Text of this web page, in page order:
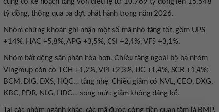
cũng có kế hoạch tăng vốn điều lệ từ 10.769 tỷ đồng lên 15.548
tỷ đồng, thông qua ba đợt phát hành trong năm 2026.
Nhóm chứng khoán ghi nhận một số mã nhỏ tăng tốt, gồm UPS
+14%, HAC +5,8%, APG +3,5%, CSI +2,4%, VFS +3,1%.
Nhóm bất động sản phân hóa hơn. Chiều tăng ngoài bộ ba nhóm
Vingroup còn có TCH +1,2%, VPI +2,3%, IJC +1,4%, SCR +1,4%;
BCM, DIG, DXS, HQC… tăng nhẹ. Chiều giảm có NVL, CEO, DXG,
KBC, PDR, NLG, HDC… song mức giảm không đáng kể.
Tại các nhóm ngành khác, các mã được dòng tiền quan tâm là BMP,